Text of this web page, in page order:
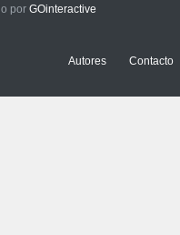
GS
por GOinteractive
Autores Contacto